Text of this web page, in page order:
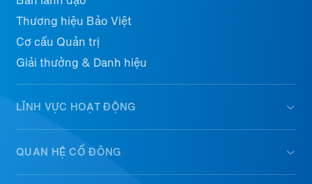
Thương hiệu Bảo Việt
Cơ cấu Quản trị
Giải thưởng & Danh hiệu
LĨNH VỰC HOẠT ĐỘNG
QUAN HỆ CỔ ĐÔNG